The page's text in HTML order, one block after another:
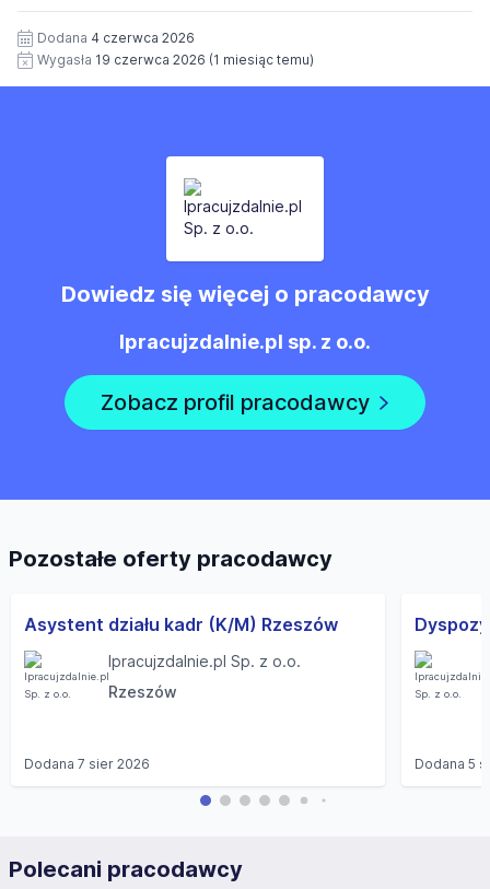
Zgoda jest dobrowolna i może być w każdym czasie
wycofana.
Dodana 4 czerwca 2026
Wygasła 19 czerwca 2026 (1 miesiąc temu)
Dowiedz się więcej o pracodawcy
Ipracujzdalnie.pl sp. z o.o.
Zobacz profil pracodawcy
Pozostałe oferty pracodawcy
Asystent działu kadr (K/M) Rzeszów
Ipracujzdalnie.pl Sp. z o.o.
Rzeszów
Dodana 7 sier 2026 Dodana5
Polecani pracodawcy